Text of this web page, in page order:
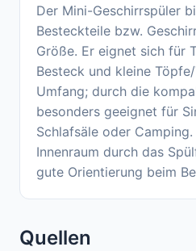
Der Mini-Geschirrspüler
Besteckteile bzw.
Größe. Er eignet sich für
Besteck und kleine
Umfang; durch die
besonders geeignet für
Schlafsäle oder
Innenraum durch das
gute Orientierung beim
Quellen